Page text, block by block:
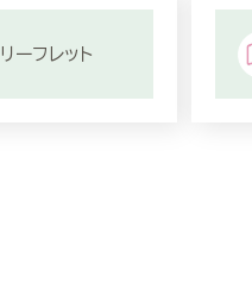
リーフレット